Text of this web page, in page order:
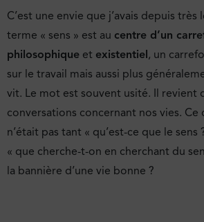
C’est une envie que j’avais depuis très
terme « sens » est au centre d’un
philosophique et existentiel, un
sur le travail mais aussi plus
vit. Le mot est souvent usité. Il revient
conversations concernant nos vies. Ce
n’était pas tant « qu’est-ce que le sens
« que cherche-t-on en cherchant du
la bannière d’une vie bonne ?